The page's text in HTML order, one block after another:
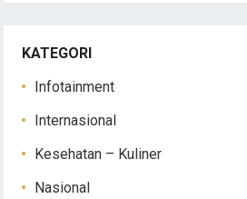
KATEGORI
Infotainment
Internasional
Kesehatan – Kuliner
Nasional